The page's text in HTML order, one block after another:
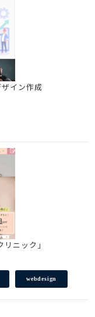
イン作成
ニック」
webdesign